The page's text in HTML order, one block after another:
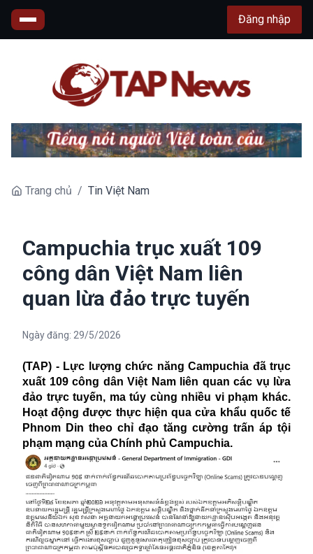
Đăng nhập
Trang chủ / Tin Việt Nam
Campuchia trục xuất 109
công dân Việt Nam liên
quan lừa đảo trực tuyến
Ngày đăng: 29/5/2026
(TAP) - Lực lượng chức năng Campuchia đã trục
xuất 109 công dân Việt Nam liên quan các vụ lừa
đảo trực tuyến, ma túy cùng nhiều vi phạm khác.
Hoạt động được thực hiện qua cửa khẩu quốc tế
Phnom Din theo chỉ đạo tăng cường trấn áp tội
phạm mạng của Chính phủ Campuchia.